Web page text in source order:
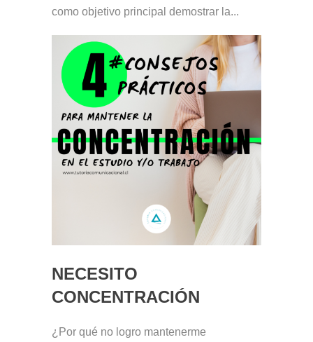
como objetivo principal demostrar la...
NECESITO
CONCENTRACIÓN
¿Por qué no logro mantenerme